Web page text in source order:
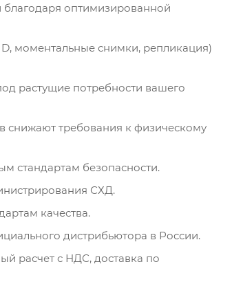
оптимизированной
моментальные снимки, репликация)
растущие потребности вашего
снижают требования к физическому
стандартам безопасности.
СХД.
качества.
дистрибьютора в России.
расчет с НДС, доставка по